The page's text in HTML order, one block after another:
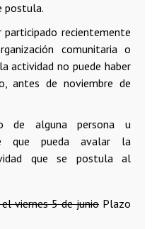
postula.
recientemente
comunitaria o
actividad no puede haber
antes de noviembre de
de alguna persona u
que pueda avalar la
que se postula al
viernes 5 de junio Plazo